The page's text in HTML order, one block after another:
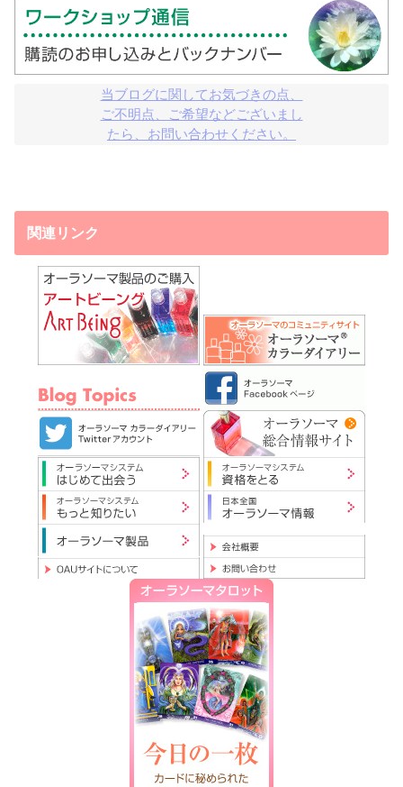
当ブログに関してお気づきの点、
ご不明点、ご希望などございまし
たら、お問い合わせください。
関連リンク